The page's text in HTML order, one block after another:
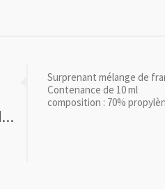
Informations complémentaires
Surprenant mélange de
Contenance de 10 ml
composition : 70%